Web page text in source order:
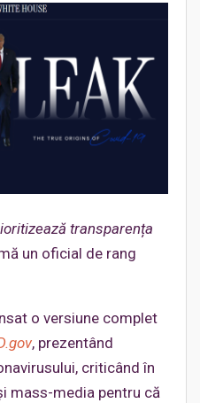
transparența
un oficial de rang
o versiune complet
, prezentând
criticând în
mass-media pentru că